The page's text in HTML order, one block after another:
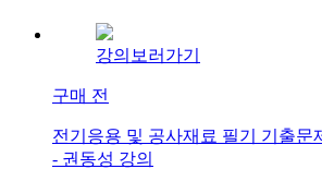
강의보러가기
구매 전
전기응용 및 공사재료 필기 기출문
- 권동성 강의